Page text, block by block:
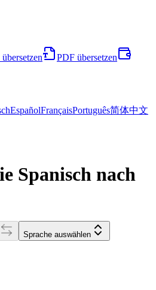
PDF übersetzen
EspañolFrançaisPortuguês简体中文
Spanisch nach
Sprache auswählen